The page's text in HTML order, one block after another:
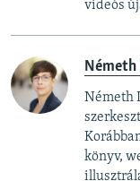
videós
Németh
könyv,